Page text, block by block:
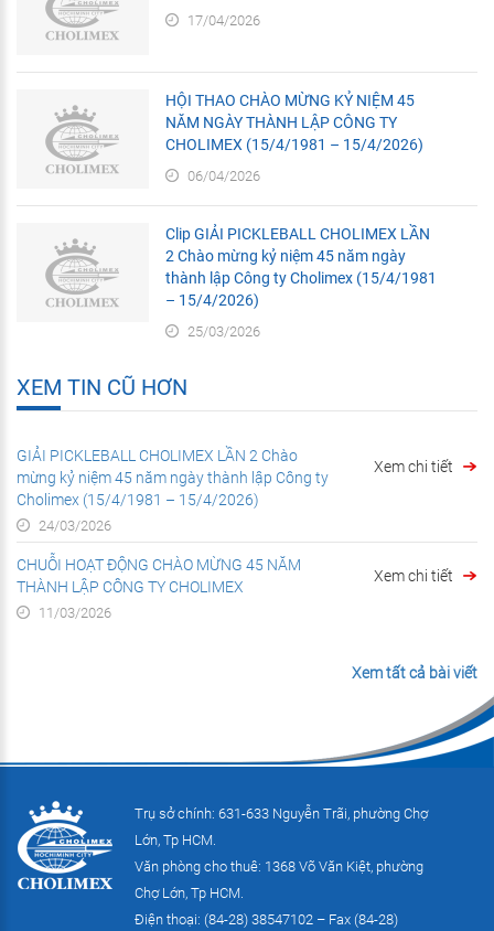
17/04/2026
HỘI THAO CHÀO MỪNG KỶ NIỆM 45
NĂM NGÀY THÀNH LẬP CÔNG TY
CHOLIMEX (15/4/1981 – 15/4/2026)
06/04/2026
Clip GIẢI PICKLEBALL CHOLIMEX LẦN
2 Chào mừng kỷ niệm 45 năm ngày
thành lập Công ty Cholimex (15/4/1981
– 15/4/2026)
25/03/2026
XEM TIN CŨ HƠN
GIẢI PICKLEBALL CHOLIMEX LẦN 2 Chào
mừng kỷ niệm 45 năm ngày thành lập Công ty
Cholimex (15/4/1981 – 15/4/2026)
24/03/2026
Xem chi tiết
CHUỖI HOẠT ĐỘNG CHÀO MỪNG 45 NĂM
THÀNH LẬP CÔNG TY CHOLIMEX
11/03/2026
Xem chi tiết
Xem tất cả bài viết
Trụ sở chính: 631-633 Nguyễn Trãi, phường Chợ
Lớn, Tp HCM.
Văn phòng cho thuê: 1368 Võ Văn Kiệt, phường
Chợ Lớn, Tp HCM.
Điện thoại: (84-28) 38547102 – Fax (84-28)